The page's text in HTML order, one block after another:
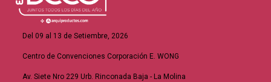
Del 09 al 13 de Setiembre, 2026
Centro de Convenciones Corporación E. WONG
Av. Siete Nro 229 Urb. Rinconada Baja - La Molina